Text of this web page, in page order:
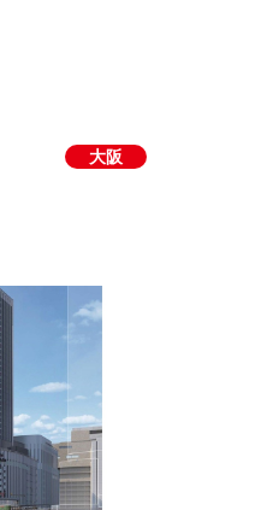
大阪